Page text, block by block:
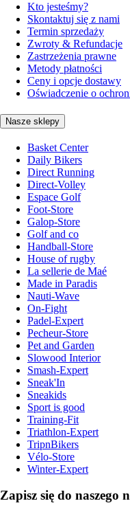
Kto jesteśmy?
Skontaktuj się z nami
Termin sprzedaży
Zwroty & Refundacje
Zastrzeżenia prawne
Metody płatności
Ceny i opcje dostawy
Oświadczenie o
Nasze sklepy
Basket Center
Daily Bikers
Direct Running
Direct-Volley
Espace Golf
Foot-Store
Galop-Store
Golf and co
Handball-Store
House of rugby
La sellerie de Maé
Made in Paradis
Nauti-Wave
On-Fight
Padel-Expert
Pecheur-Store
Pet and Garden
Slowood Interior
Smash-Expert
Sneak'In
Sneakids
Sport is good
Training-Fit
Triathlon-Expert
TripnBikers
Vélo-Store
Winter-Expert
Zapisz się do naszego